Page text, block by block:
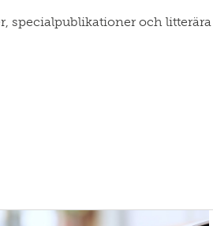
specialpublikationer och